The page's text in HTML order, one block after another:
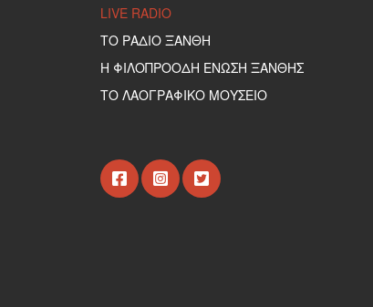
LIVE RADIO
ΤΟ ΡΑΔΙΟ ΞΑΝΘΗ
Η ΦΙΛΟΠΡΟΟΔΗ ΕΝΩΣΗ ΞΑΝΘΗΣ
ΤΟ ΛΑΟΓΡΑΦΙΚΟ ΜΟΥΣΕΙΟ